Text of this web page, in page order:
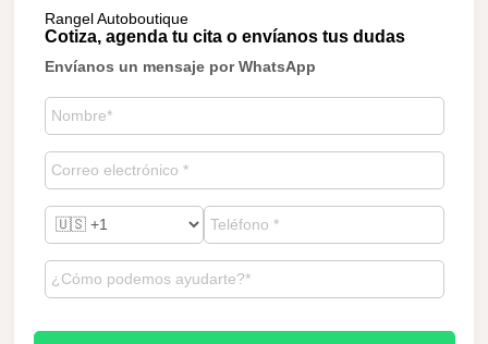
Rangel Autoboutique
Cotiza, agenda tu cita o envíanos tus dudas
Envíanos un mensaje por WhatsApp